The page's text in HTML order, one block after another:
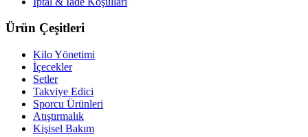
Ürün Çeşitleri
Kilo Yönetimi
İçecekler
Setler
Takviye Edici
Sporcu Ürünleri
Atıştırmalık
Kişisel Bakım